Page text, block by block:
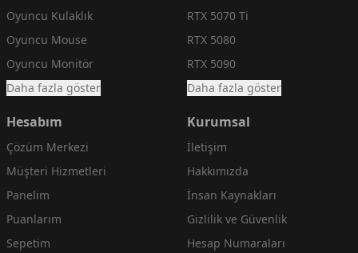
Oyuncu Kulaklık
Oyuncu Mouse
Oyuncu Monitör
Daha fazla göster
RTX 5070 Ti
RTX 5080
RTX 5090
Daha fazla göster
Hesabım
Çözüm Merkezi
Müşteri Hizmetleri
Panelim
Puanlarım
Sepetim
Kurumsal
İletişim
Hakkımızda
İnsan Kaynakları
Gizlilik ve Güvenlik
Hesap Numaraları